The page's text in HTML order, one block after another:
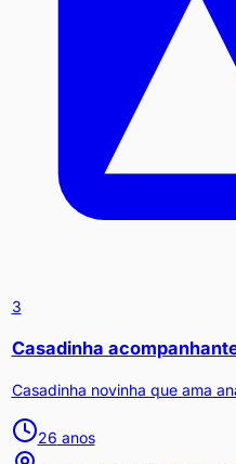
3
Casadinha
Casadinha novinha que ama
26 anos